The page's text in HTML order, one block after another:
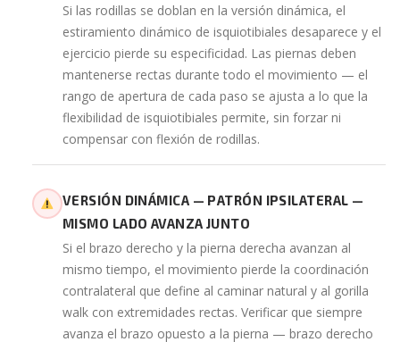
Si las rodillas se doblan en la versión dinámica, el
estiramiento dinámico de isquiotibiales desaparece y el
ejercicio pierde su especificidad. Las piernas deben
mantenerse rectas durante todo el movimiento — el
rango de apertura de cada paso se ajusta a lo que la
flexibilidad de isquiotibiales permite, sin forzar ni
compensar con flexión de rodillas.
VERSIÓN DINÁMICA — PATRÓN IPSILATERAL —
MISMO LADO AVANZA JUNTO
Si el brazo derecho y la pierna derecha avanzan al
mismo tiempo, el movimiento pierde la coordinación
contralateral que define al caminar natural y al gorilla
walk con extremidades rectas. Verificar que siempre
avanza el brazo opuesto a la pierna — brazo derecho